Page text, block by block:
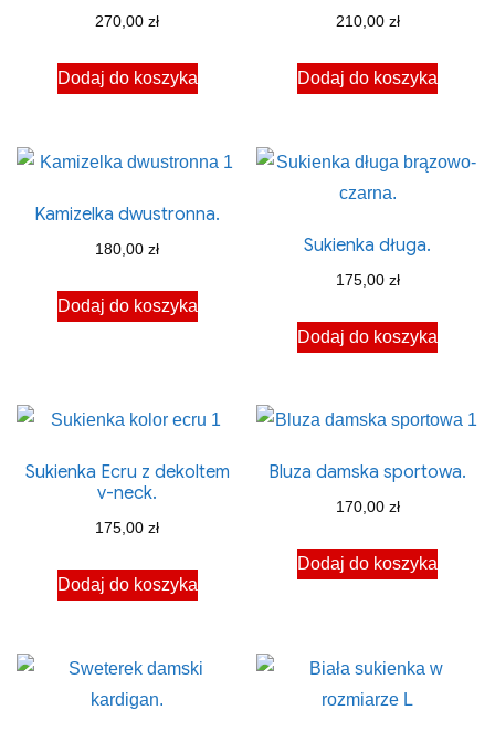
270,00zł
Dodaj do koszyka
210,00 zł
Dodaj do koszyka
Kamizelka dwustronna.
180,00zł
Dodaj do koszyka
Sukienka długa.
175,00 zł
Dodaj do koszyka
Sukienka Ecru z dekoltem
v-neck.
175,00zł
Dodaj do koszyka
Bluza damska sportowa.
170,00 zł
Dodaj do koszyka